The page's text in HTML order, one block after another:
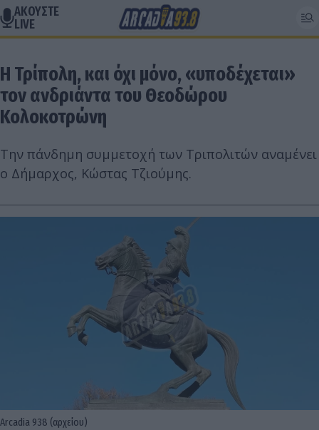
ΑΚΟΥΣΤΕ
LIVE
Η Τρίπολη, και όχι μόνο, «υποδέχεται»
τον ανδριάντα του Θεοδώρου
Κολοκοτρώνη
Την πάνδημη συμμετοχή των Τριπολιτών αναμένει
ο Δήμαρχος, Κώστας Τζιούμης.
Arcadia 938 (αρχείου)